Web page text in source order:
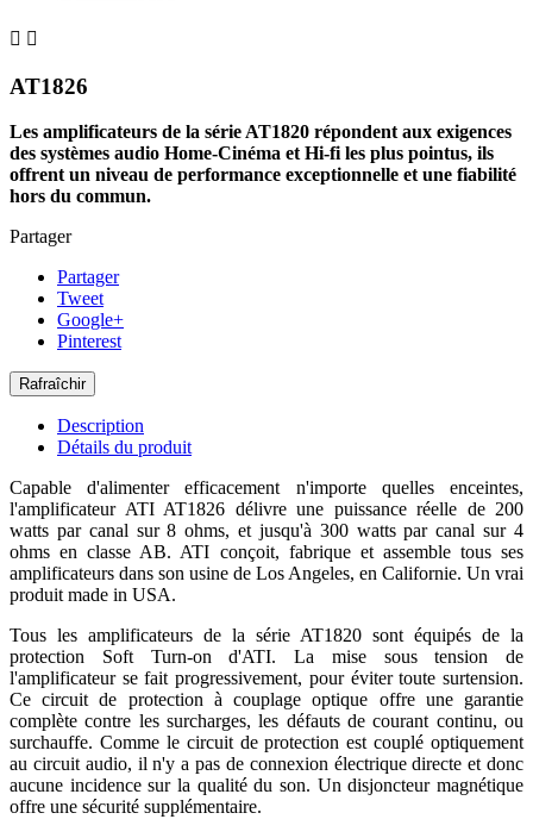
 
AT1826
Les amplificateurs de la série AT1820 répondent aux exigences
des systèmes audio Home-Cinéma et Hi-fi les plus pointus, ils
offrent un niveau de performance exceptionnelle et une fiabilité
hors du commun.
Partager
Partager
Tweet
Google+
Pinterest
Description
Détails du produit
Capable d'alimenter efficacement n'importe quelles enceintes,
l'amplificateur ATI AT1826 délivre une puissance réelle de 200
watts par canal sur 8 ohms, et jusqu'à 300 watts par canal sur 4
ohms en classe AB. ATI conçoit, fabrique et assemble tous ses
amplificateurs dans son usine de Los Angeles, en Californie. Un vrai
produit made in USA.
Tous les amplificateurs de la série AT1820 sont équipés de la
protection Soft Turn-on d'ATI. La mise sous tension de
l'amplificateur se fait progressivement, pour éviter toute surtension.
Ce circuit de protection à couplage optique offre une garantie
complète contre les surcharges, les défauts de courant continu, ou
surchauffe. Comme le circuit de protection est couplé optiquement
au circuit audio, il n'y a pas de connexion électrique directe et donc
aucune incidence sur la qualité du son. Un disjoncteur magnétique
offre une sécurité supplémentaire.